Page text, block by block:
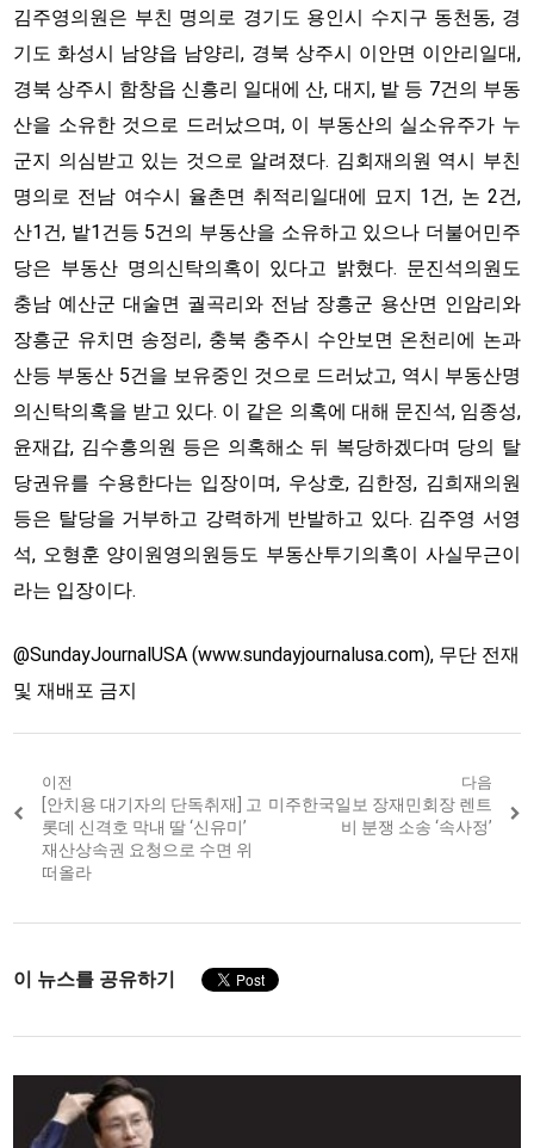
김주영의원은 부친 명의로 경기도 용인시 수지구 동천동, 경
기도 화성시 남양읍 남양리, 경북 상주시 이안면 이안리일대,
경북 상주시 함창읍 신흥리 일대에 산, 대지, 밭 등 7건의 부동
산을 소유한 것으로 드러났으며, 이 부동산의 실소유주가 누
군지 의심받고 있는 것으로 알려졌다. 김회재의원 역시 부친
명의로 전남 여수시 율촌면 취적리일대에 묘지 1건, 논 2건,
산1건, 밭1건등 5건의 부동산을 소유하고 있으나 더불어민주
당은 부동산 명의신탁의혹이 있다고 밝혔다. 문진석의원도
충남 예산군 대술면 궐곡리와 전남 장흥군 용산면 인암리와
장흥군 유치면 송정리, 충북 충주시 수안보면 온천리에 논과
산등 부동산 5건을 보유중인 것으로 드러났고, 역시 부동산명
의신탁의혹을 받고 있다. 이 같은 의혹에 대해 문진석, 임종성,
윤재갑, 김수흥의원 등은 의혹해소 뒤 복당하겠다며 당의 탈
당권유를 수용한다는 입장이며, 우상호, 김한정, 김희재의원
등은 탈당을 거부하고 강력하게 반발하고 있다. 김주영 서영
석, 오형훈 양이원영의원등도 부동산투기의혹이 사실무근이
라는 입장이다.
@SundayJournalUSA (www.sundayjournalusa.com), 무단 전재
및 재배포 금지
Post
navigation
이전
Previous
post:
[안치용 대기자의 단독취재] 고
롯데 신격호 막내 딸 ‘신유미’
재산상속권 요청으로 수면 위
떠올라
다음
Next
미주한국일보 장재민회장 렌트
비 분쟁 소송 ‘속사정’
이 뉴스를 공유하기